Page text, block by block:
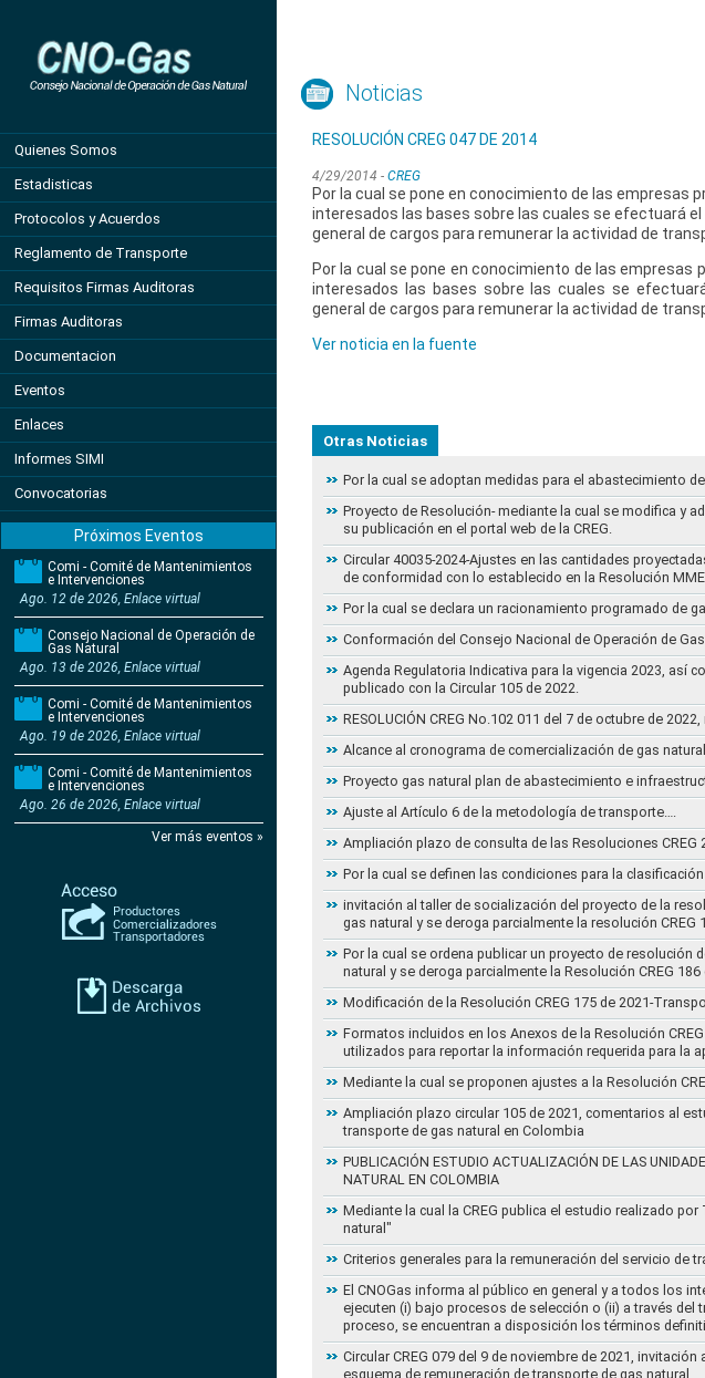
Quienes Somos
Estadisticas
Protocolos y Acuerdos
Reglamento de Transporte
Requisitos Firmas Auditoras
Firmas Auditoras
Documentacion
Eventos
Enlaces
Informes SIMI
Convocatorias
Próximos Eventos
Comi - Comité de Mantenimientos
e Intervenciones
Ago. 12 de 2026, Enlace virtual
Consejo Nacional de Operación de
Gas Natural
Ago. 13 de 2026, Enlace virtual
Comi - Comité de Mantenimientos
e Intervenciones
Ago. 19 de 2026, Enlace virtual
Comi - Comité de Mantenimientos
e Intervenciones
Ago. 26 de 2026, Enlace virtual
Ver más eventos »
Noticias
RESOLUCIÓN CREG 047 DE 2014
4/29/2014 - CREG
Por la cual se pone en conocimiento de las empresas
interesados las bases sobre las cuales se efectuará
general de cargos para remunerar la actividad de
Por la cual se pone en conocimiento de las
interesados las bases sobre las cuales se
general de cargos para remunerar la actividad de
Ver noticia en la fuente
Otras Noticias
Por la cual se adoptan medidas para el abastecimiento
Proyecto de Resolución- mediante la cual se modifica y
su publicación en el portal web de la CREG.
Circular 40035-2024-Ajustes en las cantidades
de conformidad con lo establecido en la Resolución
Por la cual se declara un racionamiento programado de
Conformación del Consejo Nacional de Operación de
Agenda Regulatoria Indicativa para la vigencia 2023, así
publicado con la Circular 105 de 2022.
RESOLUCIÓN CREG No.102 011 del 7 de octubre de
Alcance al cronograma de comercialización de gas
Proyecto gas natural plan de abastecimiento e
Ajuste al Artículo 6 de la metodología de transporte….
Ampliación plazo de consulta de las Resoluciones CREG
Por la cual se definen las condiciones para la
invitación al taller de socialización del proyecto de la
gas natural y se deroga parcialmente la resolución CREG
Por la cual se ordena publicar un proyecto de resolución
natural y se deroga parcialmente la Resolución CREG 186
Modificación de la Resolución CREG 175 de 2021-
Formatos incluidos en los Anexos de la Resolución
utilizados para reportar la información requerida para la
Mediante la cual se proponen ajustes a la Resolución
Ampliación plazo circular 105 de 2021, comentarios al
transporte de gas natural en Colombia
PUBLICACIÓN ESTUDIO ACTUALIZACIÓN DE LAS
NATURAL EN COLOMBIA
Mediante la cual la CREG publica el estudio realizado
natural"
Criterios generales para la remuneración del servicio de
El CNOGas informa al público en general y a todos los
ejecuten (i) bajo procesos de selección o (ii) a través del
proceso, se encuentran a disposición los términos
Circular CREG 079 del 9 de noviembre de 2021,
esquema de remuneración de transporte de gas natural